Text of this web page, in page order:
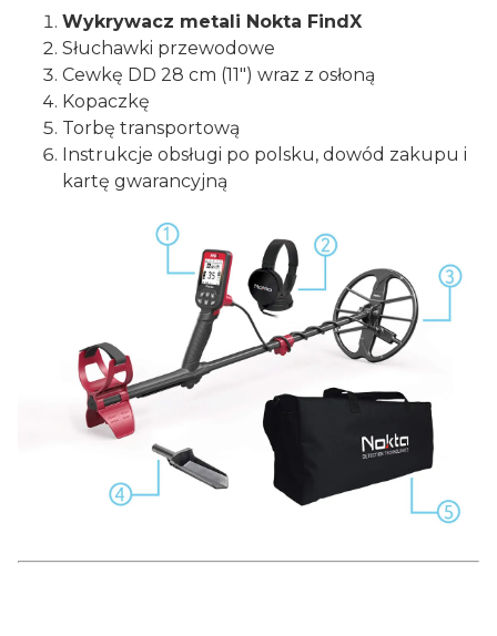
Wykrywacz metali Nokta FindX
Słuchawki przewodowe
Cewkę DD 28 cm (11") wraz z osłoną
Kopaczkę
Torbę transportową
Instrukcje obsługi po polsku, dowód zakupu i
kartę gwarancyjną